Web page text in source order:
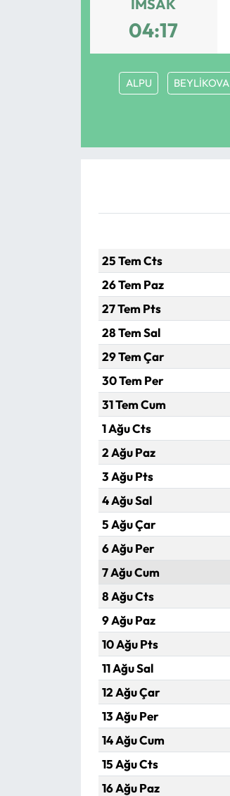
İMSAK
04:17
ALPU BEYLİKOVA
25 Tem Cts
26 Tem Paz
27 Tem Pts
28 Tem Sal
29 Tem Çar
30 Tem Per
31 Tem Cum
1 Ağu Cts
2 Ağu Paz
3 Ağu Pts
4 Ağu Sal
5 Ağu Çar
6 Ağu Per
7 Ağu Cum
8 Ağu Cts
9 Ağu Paz
10 Ağu Pts
11 Ağu Sal
12 Ağu Çar
13 Ağu Per
14 Ağu Cum
15 Ağu Cts
16 Ağu Paz
Laçin Haberleri
Mecitözü Haberleri
Oğuzlar Haberleri
Ortaköy Haberleri
Osmancık Haberleri
Sungurlu Haberleri
Uğurludağ Haberleri